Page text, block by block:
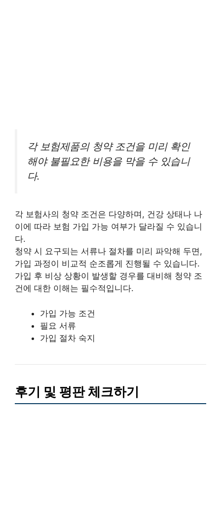
각 보험제품의 청약 조건을 미리 확인
해야 불필요한 비용을 막을 수 있습니
다.
각 보험사의 청약 조건은 다양하며, 건강 상태나 나
이에 따라 보험 가입 가능 여부가 달라질 수 있습니
다.
청약 시 요구되는 서류나 절차를 미리 파악해 두면,
가입 과정이 비교적 순조롭게 진행될 수 있습니다.
가입 후 비상 상황이 발생할 경우를 대비해 청약 조
건에 대한 이해는 필수적입니다.
가입 가능 조건
필요 서류
가입 절차 숙지
후기 및 평판 체크하기